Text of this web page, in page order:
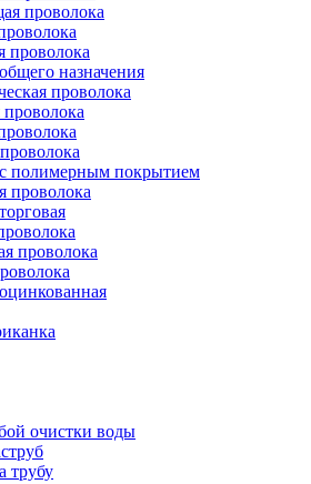
проволока
проволока
назначения
проволока
полимерным покрытием
проволока
проволока
очистки воды
трубу